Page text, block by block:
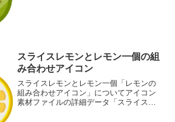
スライスレモンとレモン一個の組
み合わせアイコン
スライスレモンとレモン一個「レモンの
組み合わせアイコン」についてアイコン
素材ファイルの詳細データ「スライスレ